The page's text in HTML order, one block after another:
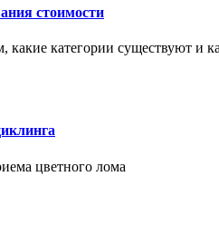
стоимости
категории существуют и
цветного лома